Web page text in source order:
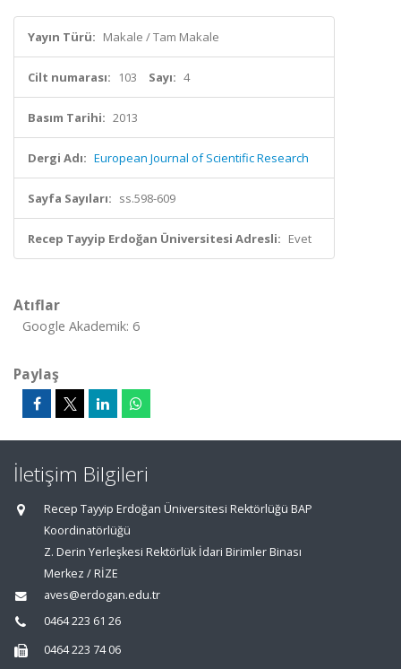
Yayın Türü: Makale / Tam Makale
Cilt numarası: 103 Sayı: 4
Basım Tarihi: 2013
Dergi Adı: European Journal of Scientific Research
Sayfa Sayıları: ss.598-609
Recep Tayyip Erdoğan Üniversitesi Adresli: Evet
Atıflar
Google Akademik: 6
Paylaş
İletişim Bilgileri
Recep Tayyip Erdoğan Üniversitesi Rektörlüğü BAP
Koordinatörlüğü
Z. Derin Yerleşkesi Rektörlük İdari Birimler Binası
Merkez / RİZE
aves@erdogan.edu.tr
0464 223 61 26
0464 223 74 06